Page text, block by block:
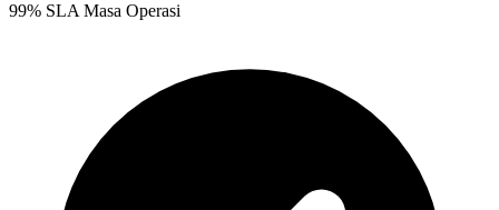
99% SLA Masa Operasi